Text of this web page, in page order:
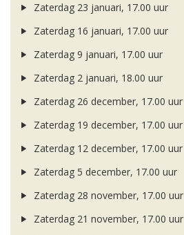
Zaterdag 23 januari, 17.00 uur
Zaterdag 16 januari, 17.00 uur
Zaterdag 9 januari, 17.00 uur
Zaterdag 2 januari, 18.00 uur
Zaterdag 26 december, 17.00 uur
Zaterdag 19 december, 17.00 uur
Zaterdag 12 december, 17.00 uur
Zaterdag 5 december, 17.00 uur
Zaterdag 28 november, 17.00 uur
Zaterdag 21 november, 17.00 uur